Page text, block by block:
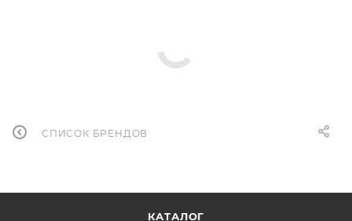
СПИСОК БРЕНДОВ
КАТАЛОГ